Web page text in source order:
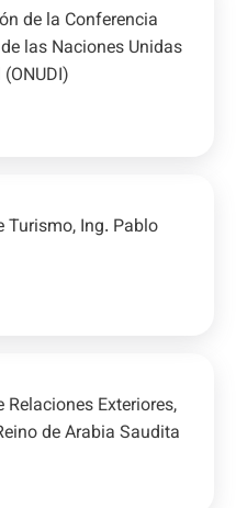
de la Conferencia
las Naciones Unidas
Ing. Pablo
Exteriores,
de Arabia Saudita